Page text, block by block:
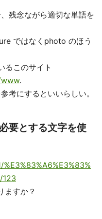
残念ながら適切な単語を
ではなくphoto のほう
るこのサイト
.
にするといいらしい。
要とする文字を使
123
ますか？